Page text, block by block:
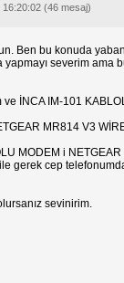
(46 mesaj)
Ben bu konuda
yapmayı severim ama
ve İNCA IM-101
MR814 V3
MODEM i
gerek cep
sevinirim.